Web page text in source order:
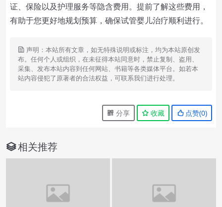
证、保险以及护理服务等隐含费用。提前了解这些费用，
有助于您更好地规划预算，确保试管婴儿治疗顺利进行。
声明：本站所有文章，如无特殊说明或标注，均为本站原创发
布。任何个人或组织，在未征得本站同意时，禁止复制、盗用、
采集、发布本站内容到任何网站、书籍等各类媒体平台。如若本
站内容侵犯了原著者的合法权益，可联系我们进行处理。
分享 收藏 点赞(0)
相关推荐